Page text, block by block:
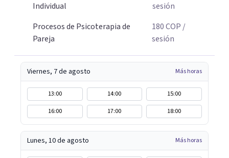
Individual
sesión
Procesos de Psicoterapia de
Pareja
180COP /
sesión
Viernes, 7 de agosto Más horas
13:00 14:00
15:00
16:00
17:00 18:00
Lunes, 10 de agosto Más horas